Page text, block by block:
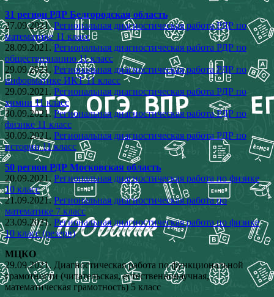
31 регион РДР Белгородская область
27.09.2021.Региональная диагностическая работа РДР по
математике 11 класс
28.09.2021. Региональная диагностическая работа РДР по
обществознанию 11 класс
29.09.2021.Региональная диагностическая работа РДР по
информатике ИКТ 11 класс
29.09.2021. Региональная диагностическая работа РДР по
химии 11 класс
30.09.2021.Региональная диагностическая работа РДР по
физике 11 класс
30.09.2021. Региональная диагностическая работа РДР по
истории 11 класс
50 регион РДР Московская область
20.09.2021. Региональная диагностическая работа по физике
10 класс
21.09.2021.Региональная диагностическая работа по
математике 7 класс
23.09.2021. Региональная диагностическая работа по физике
10 класс (резерв)
МЦКО
29.09.2021. Диагностическая работа по функциональной
грамотности (читательская, естественнонаучная,
математическая грамотность) 5 класс